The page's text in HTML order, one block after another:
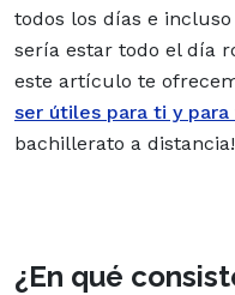
todos los días e
sería estar todo el día
este artículo te
ser útiles para ti y para
bachillerato a distancia!
¿En qué